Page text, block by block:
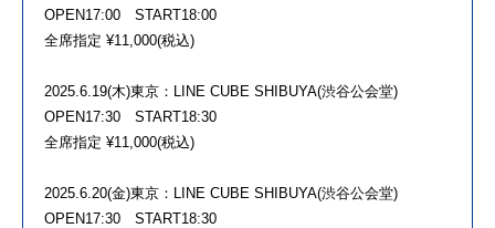
OPEN17:00 START18:00
全席指定 ¥11,000(税込)
2025.6.19(木)東京：LINE CUBE SHIBUYA(渋谷公会堂)
OPEN17:30 START18:30
全席指定 ¥11,000(税込)
2025.6.20(金)東京：LINE CUBE SHIBUYA(渋谷公会堂)
OPEN17:30 START18:30